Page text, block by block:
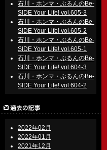
石川・ホンマ・ぶるんのBe-
SIDE Your Life! vol.605-3
石川・ホンマ・ぶるんのBe-
SIDE Your Life! vol.605-2
石川・ホンマ・ぶるんのBe-
SIDE Your Life! vol.605-1
石川・ホンマ・ぶるんのBe-
SIDE Your Life! vol.604-3
石川・ホンマ・ぶるんのBe-
SIDE Your Life! vol.604-2
2022年02月
2022年01月
2021年12月